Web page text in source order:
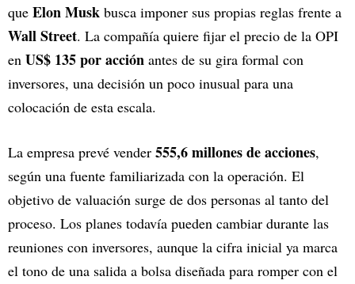
que Elon Musk busca imponer sus propias reglas frente a
Wall Street. La compañía quiere fijar el precio de la OPI
en US$ 135 por acción antes de su gira formal con
inversores, una decisión un poco inusual para una
colocación de esta escala.
La empresa prevé vender 555,6 millones de acciones,
según una fuente familiarizada con la operación. El
objetivo de valuación surge de dos personas al tanto del
proceso. Los planes todavía pueden cambiar durante las
reuniones con inversores, aunque la cifra inicial ya marca
el tono de una salida a bolsa diseñada para romper con el